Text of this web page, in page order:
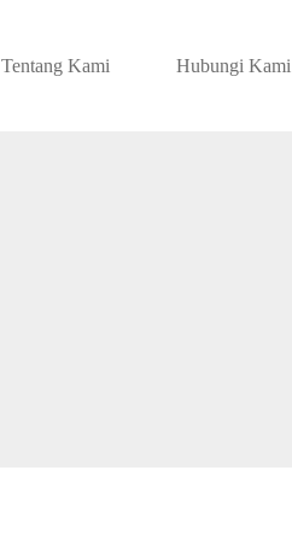
Tentang Kami Hubungi Kami